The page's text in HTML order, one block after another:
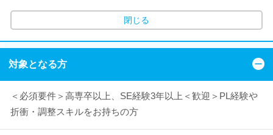
閉じる
対象となる方
＜必須要件＞高専卒以上、SE経験3年以上＜歓迎＞PL経験や
折衝・調整スキルをお持ちの方